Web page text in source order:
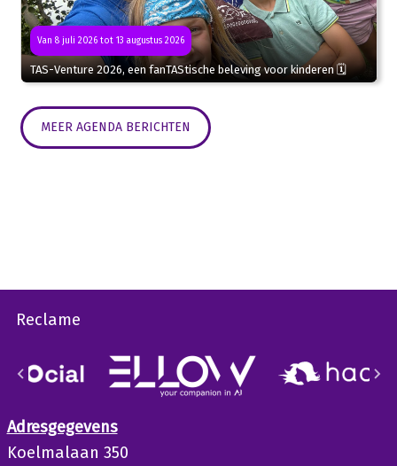
Van 8 juli 2026 tot 13 augustus 2026
TAS-Venture 2026, een fanTAStische beleving voor kinderen 🗓
MEER AGENDA BERICHTEN
Reclame
Adresgegevens
Koelmalaan 350